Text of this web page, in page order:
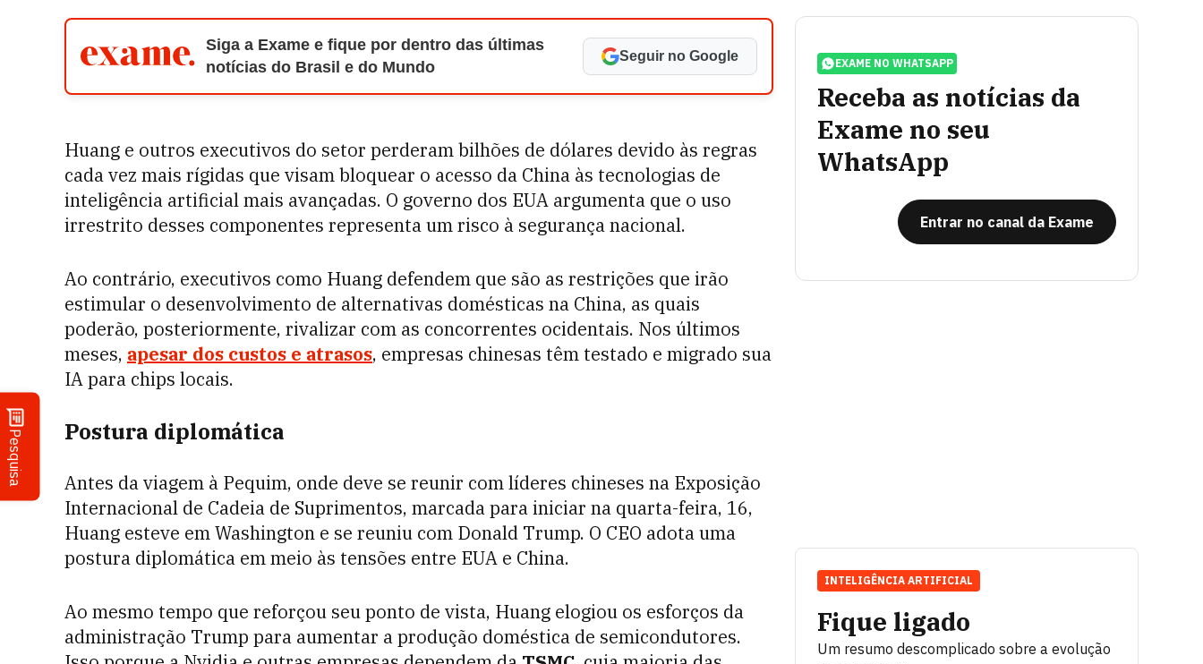
Pesquisa
Siga a Exame e fique por dentro das últimas
notícias do Brasil e do Mundo
Seguir no Google
Huang e outros executivos do setor perderam bilhões de dólares devido às regras
cada vez mais rígidas que visam bloquear o acesso da China às tecnologias de
inteligência artificial mais avançadas. O governo dos EUA argumenta que o uso
irrestrito desses componentes representa um risco à segurança nacional.
Ao contrário, executivos como Huang defendem que são as restrições que irão
estimular o desenvolvimento de alternativas domésticas na China, as quais
poderão, posteriormente, rivalizar com as concorrentes ocidentais. Nos últimos
meses, apesar dos custos e atrasos, empresas chinesas têm testado e migrado sua
IA para chips locais.
Postura diplomática
Antes da viagem à Pequim, onde deve se reunir com líderes chineses na Exposição
Internacional de Cadeia de Suprimentos, marcada para iniciar na quarta-feira, 16,
Huang esteve em Washington e se reuniu com Donald Trump. O CEO adota uma
postura diplomática em meio às tensões entre EUA e China.
Ao mesmo tempo que reforçou seu ponto de vista, Huang elogiou os esforços da
administração Trump para aumentar a produção doméstica de semicondutores.
EXAME NO WHATSAPP
Receba as notícias da
Exame no seu
WhatsApp
Entrar no canal da Exame
Fique ligado
Um resumo descomplicado sobre a evolução
INTELIGÊNCIA ARTIFICIAL